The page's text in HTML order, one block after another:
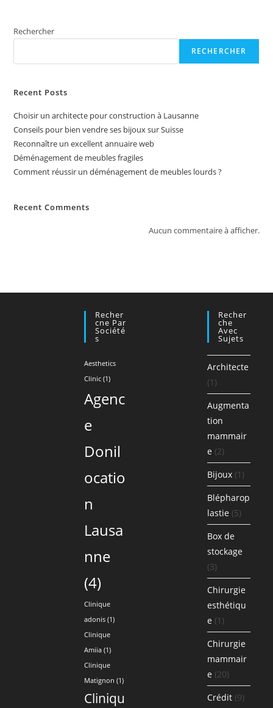
Rechercher
RECHERCHER
Recent Posts
Choisir un architecte pour construction à Lausanne
Conseils pour bien vendre ses bijoux sur Suisse
Reconnaître un excellent annuaire web
Déménagement de meubles fragiles
Comment réussir un déménagement de meubles lourds ?
Recent Comments
Aucun commentaire à afficher.
Recher
Cne Par
Société
S
Aesthetics
Clinic (1)
Agenc
e
Donil
ocatio
n
Lausa
nne
(4)
Clinique
adonis (1)
Clinique
Amiia (1)
Clinique
Matignon (1)
Cliniqu
Recher
Che
Avec
Sujets
Architecte
(1)
Augmenta
tion
mammair
e (2)
Bijoux (1)
Blépharop
lastie (5)
Box de
stockage
(3)
Chirurgie
esthétiqu
e (1)
Chirurgie
mammair
e (20)
Crédit (9)